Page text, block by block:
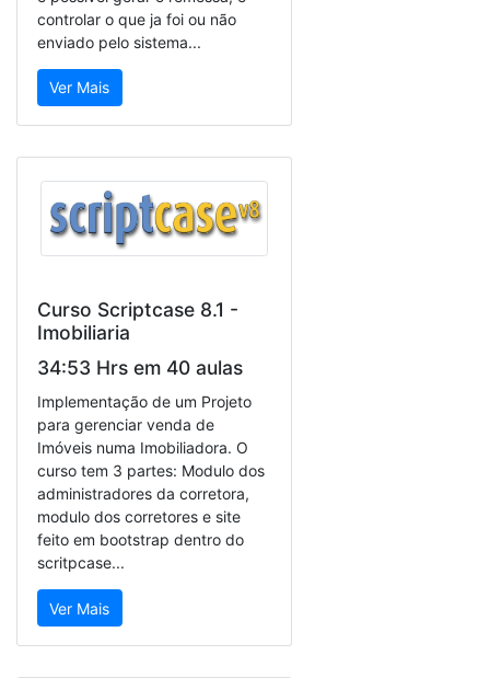
controlar o que ja foi ou não
enviado pelo sistema...
Ver Mais
Curso Scriptcase 8.1 -
Imobiliaria
34:53 Hrs em 40 aulas
Implementação de um Projeto
para gerenciar venda de
Imóveis numa Imobiliadora. O
curso tem 3 partes: Modulo dos
administradores da corretora,
modulo dos corretores e site
feito em bootstrap dentro do
scritpcase...
Ver Mais